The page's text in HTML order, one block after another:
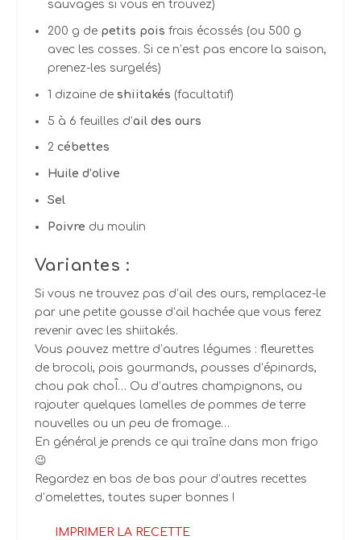
sauvages si vous en trouvez)
200 g de petits pois frais écossés (ou 500 g
avec les cosses. Si ce n’est pas encore la saison,
prenez-les surgelés)
1 dizaine de shiitakés (facultatif)
5 à 6 feuilles d’ail des ours
2 cébettes
Huile d’olive
Sel
Poivre du moulin
Variantes :
Si vous ne trouvez pas d’ail des ours, remplacez-le
par une petite gousse d’ail hachée que vous ferez
revenir avec les shiitakés.
Vous pouvez mettre d’autres légumes : fleurettes
de brocoli, pois gourmands, pousses d’épinards,
chou pak choÎ… Ou d’autres champignons, ou
rajouter quelques lamelles de pommes de terre
nouvelles ou un peu de fromage…
En général je prends ce qui traîne dans mon frigo
😉
Regardez en bas de bas pour d’autres recettes
d’omelettes, toutes super bonnes !
IMPRIMER LA RECETTE